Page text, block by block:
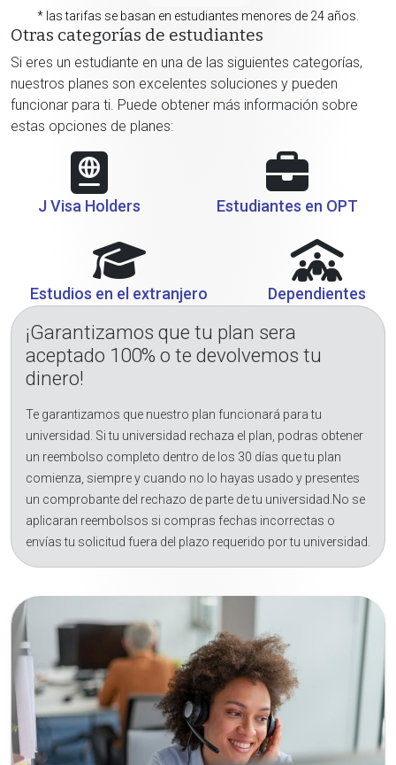
* las tarifas se basan en estudiantes menores de 24 años.
Otras categorías de estudiantes
Si eres un estudiante en una de las siguientes categorías,
nuestros planes son excelentes soluciones y pueden
funcionar para ti. Puede obtener más información sobre
estas opciones de planes:
J Visa Holders Estudiantes en OPT
Estudios en el extranjero Dependientes
¡Garantizamos que tu plan sera
aceptado 100% o te devolvemos tu
dinero!
Te garantizamos que nuestro plan funcionará para tu
universidad. Si tu universidad rechaza el plan, podras obtener
un reembolso completo dentro de los 30 días que tu plan
comienza, siempre y cuando no lo hayas usado y presentes
un comprobante del rechazo de parte de tu universidad.No se
aplicaran reembolsos si compras fechas incorrectas o
envías tu solicitud fuera del plazo requerido por tu universidad.